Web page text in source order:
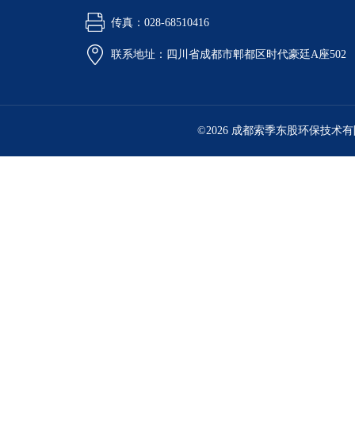
传真：028-68510416
联系地址：四川省成都市郫都区时代豪廷A座502
©2026 成都索季东股环保技术